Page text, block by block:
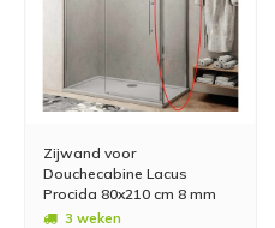
Zijwand voor
Douchecabine Lacus
Procida 80x210 cm 8 mm
Nano Glas
3 weken